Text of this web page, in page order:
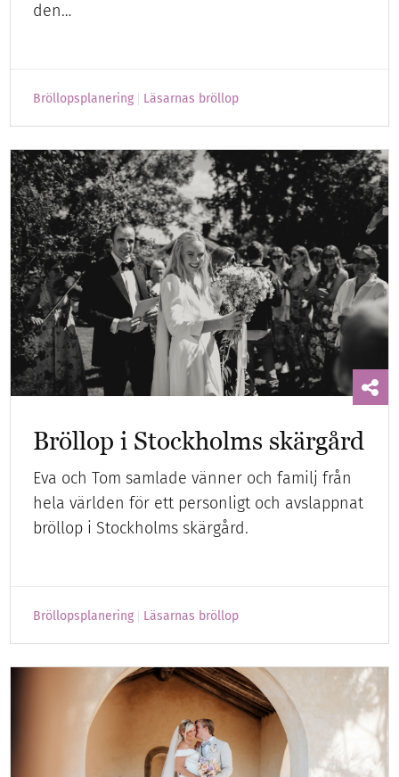
den…
Bröllopsplanering Läsarnas bröllop
Bröllop i Stockholms skärgård
Eva och Tom samlade vänner och familj från
hela världen för ett personligt och avslappnat
bröllop i Stockholms skärgård.
Bröllopsplanering Läsarnas bröllop